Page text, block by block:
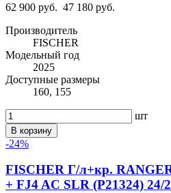
62 900 руб. 47 180 руб.
Производитель
FISCHER
Модельный год
2025
Доступные размеры
160, 155
шт
В корзину
-24%
FISCHER Г/л+кр.
+ FJ4 AC SLR (P21324) 24/